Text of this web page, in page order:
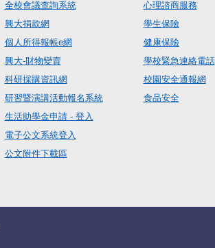
全校會議查詢系統
興大捐款網
個人所得報帳e網
興大-財物變賣
科研採購資訊網
研習暨演講活動報名系統
生活助學金申請 - 登入
電子公文系統登入
公文附件下載區
心理諮商服務
學生保險
健康保險
學校緊急連絡電話
校園安全通報網
食品安全